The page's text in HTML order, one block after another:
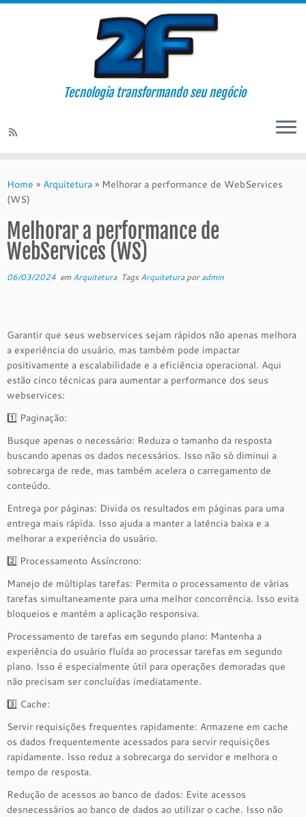
content
Tecnologia transformando seu negócio
Home » Arquitetura » Melhorar a performance de WebServices
(WS)
Melhorar a performance de
WebServices (WS)
06/03/2024 em Arquitetura Tags Arquiteturaporadmin
Garantir que seus webservices sejam rápidos não apenas melhora
a experiência do usuário, mas também pode impactar
positivamente a escalabilidade e a eficiência operacional. Aqui
estão cinco técnicas para aumentar a performance dos seus
webservices:
1️⃣ Paginação:
Busque apenas o necessário: Reduza o tamanho da resposta
buscando apenas os dados necessários. Isso não só diminui a
sobrecarga de rede, mas também acelera o carregamento de
conteúdo.
Entrega por páginas: Divida os resultados em páginas para uma
entrega mais rápida. Isso ajuda a manter a latência baixa e a
melhorar a experiência do usuário.
2️⃣ Processamento Assíncrono:
Manejo de múltiplas tarefas: Permita o processamento de várias
tarefas simultaneamente para uma melhor concorrência. Isso evita
bloqueios e mantém a aplicação responsiva.
Processamento de tarefas em segundo plano: Mantenha a
experiência do usuário fluída ao processar tarefas em segundo
plano. Isso é especialmente útil para operações demoradas que
não precisam ser concluídas imediatamente.
3️⃣ Cache:
Servir requisições frequentes rapidamente: Armazene em cache
os dados frequentemente acessados para servir requisições
rapidamente. Isso reduz a sobrecarga do servidor e melhora o
tempo de resposta.
Redução de acessos ao banco de dados: Evite acessos
desnecessários ao banco de dados ao utilizar o cache. Isso não